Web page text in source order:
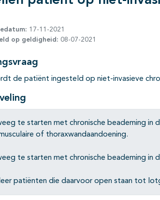
richtlijn
en dichtklappen
en dichtklappen
17-11-2021
op geldigheid: 08-07-2021
de patiënt ingesteld op niet-invasieve
te starten met chronische beademing in
of thoraxwandaandoening.
te starten met chronische beademing in
patiënten die daarvoor open staan tot